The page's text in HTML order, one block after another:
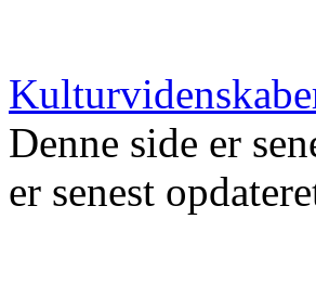
Denne side er
er senest